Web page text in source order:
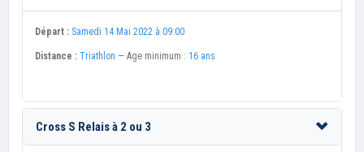
Départ : Samedi 14 Mai 2022 à 09:00
Distance : Triathlon — Age minimum : 16 ans
Cross S Relais à 2 ou 3